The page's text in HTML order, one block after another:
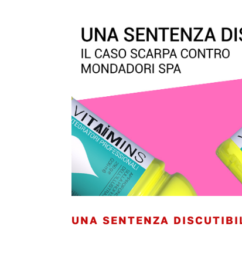
UNA SENTENZA